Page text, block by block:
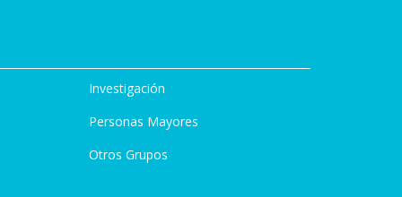
Investigación
Personas Mayores
Otros Grupos